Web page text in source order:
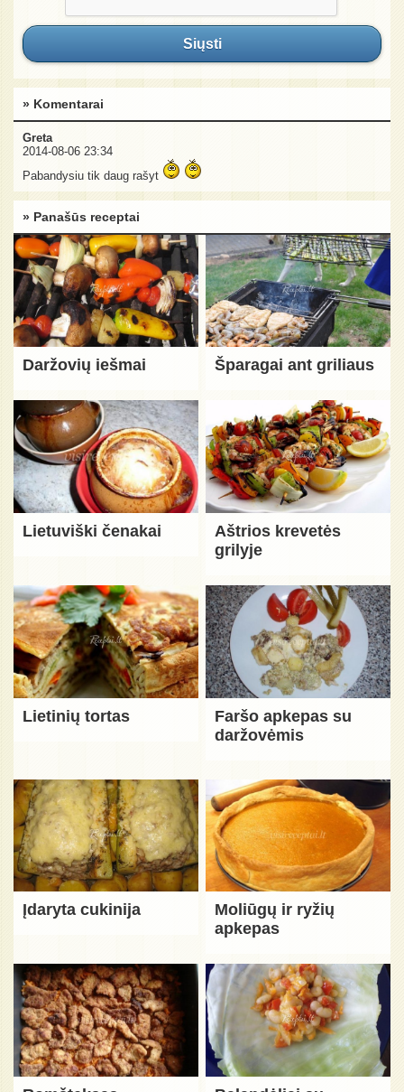
Siųsti
» Komentarai
Greta
2014-08-06 23:34
Pabandysiu tik daug rašyt
» Panašūs receptai
Daržovių iešmai Šparagai ant griliaus
Lietuviški čenakai
Aštrios krevetės
grilyje
Lietinių tortas
Faršo apkepas su
daržovėmis
Įdaryta cukinija
Moliūgų ir ryžių
apkepas